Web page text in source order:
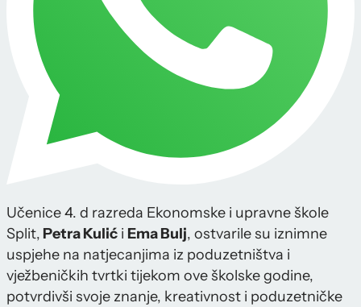
Učenice 4. d razreda Ekonomske i upravne škole
Split, Petra Kulić i Ema Bulj, ostvarile su iznimne
uspjehe na natjecanjima iz poduzetništva i
vježbeničkih tvrtki tijekom ove školske godine,
potvrdivši svoje znanje, kreativnost i poduzetničke